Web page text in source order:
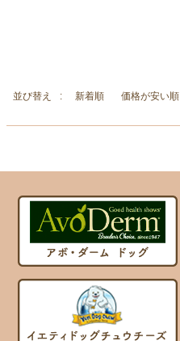
並び替え 新着順 価格が安い順